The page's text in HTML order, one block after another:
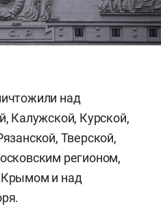
над
Калужской, Курской,
Тверской,
регионом,
Крымом и над